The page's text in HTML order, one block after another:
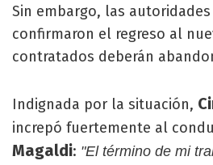
Sin embargo, las
confirmaron el regreso al
contratados deberán
Indignada por la situación,
increpó fuertemente al
Magaldi: "El término de mi